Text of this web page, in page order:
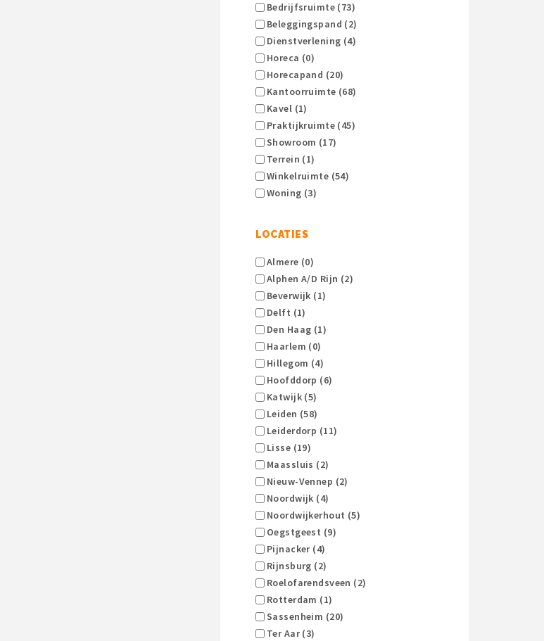
Bedrijfsruimte (73)
Beleggingspand (2)
Dienstverlening (4)
Horeca (0)
Horecapand (20)
Kantoorruimte (68)
Kavel (1)
Praktijkruimte (45)
Showroom (17)
Terrein (1)
Winkelruimte (54)
Woning (3)
LOCATIES
Almere (0)
Alphen A/d Rijn (2)
Beverwijk (1)
Delft (1)
Den Haag (1)
Haarlem (0)
Hillegom (4)
Hoofddorp (6)
Katwijk (5)
Leiden (58)
Leiderdorp (11)
Lisse (19)
Maassluis (2)
Nieuw-Vennep (2)
Noordwijk (4)
Noordwijkerhout (5)
Oegstgeest (9)
Pijnacker (4)
Rijnsburg (2)
Roelofarendsveen (2)
Rotterdam (1)
Sassenheim (20)
Ter Aar (3)